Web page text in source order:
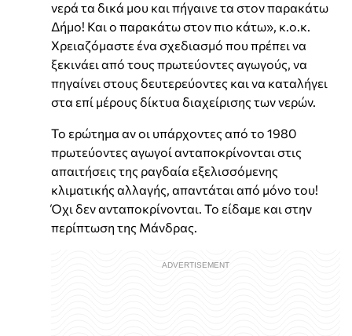
νερά τα δικά μου και πήγαινε τα στον παρακάτω
Δήμο! Και ο παρακάτω στον πιο κάτω», κ.ο.κ.
Χρειαζόμαστε ένα σχεδιασμό που πρέπει να
ξεκινάει από τους πρωτεύοντες αγωγούς, να
πηγαίνει στους δευτερεύοντες και να καταλήγει
στα επί μέρους δίκτυα διαχείρισης των νερών.
Το ερώτημα αν οι υπάρχοντες από το 1980
πρωτεύοντες αγωγοί ανταποκρίνονται στις
απαιτήσεις της ραγδαία εξελισσόμενης
κλιματικής αλλαγής, απαντάται από μόνο του!
Όχι δεν ανταποκρίνονται. Το είδαμε και στην
περίπτωση της Μάνδρας.